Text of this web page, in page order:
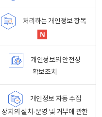
처리하는 개인정보 항목
개인정보의 안전성
확보조치
개인정보 자동 수집
장치의 설치·운영 및 거부에 관한